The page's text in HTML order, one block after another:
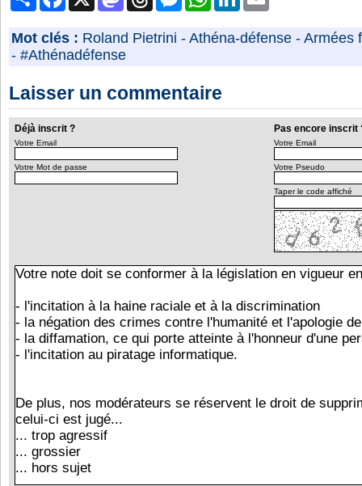
Mot clés : Roland Pietrini - Athéna-défense - Armées
- #Athénadéfense
Laisser un commentaire
Déjà inscrit ? Pas encore inscrit
Votre Email
Votre Mot de passe
Votre Email
Votre Pseudo
Taper le code affiché